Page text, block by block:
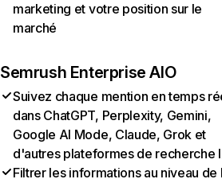
marketing et votre position sur le
marché
Semrush Enterprise AIO
Suivez chaque mention en temps
dans ChatGPT, Perplexity, Gemini,
Google AI Mode, Claude, Grok et
d'autres plateformes de recherche
Filtrer les informations au niveau de